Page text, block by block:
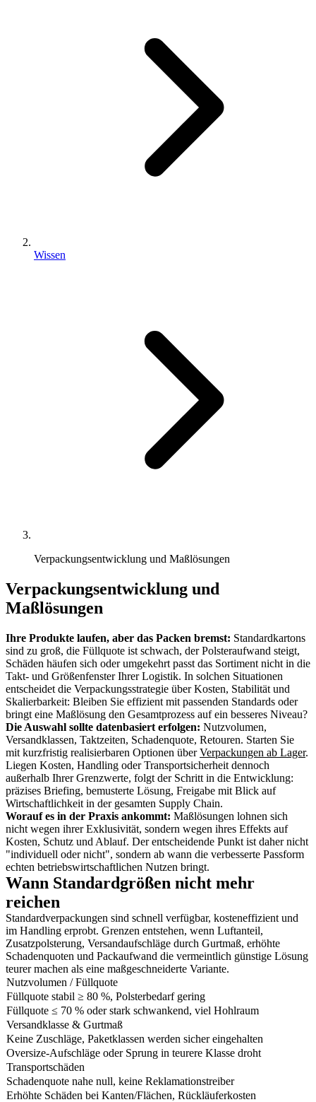
Wissen
Verpackungsentwicklung und Maßlösungen
Verpackungsentwicklung und
Maßlösungen
Ihre Produkte laufen, aber das Packen bremst: Standardkartons
sind zu groß, die Füllquote ist schwach, der Polsteraufwand steigt,
Schäden häufen sich oder umgekehrt passt das Sortiment nicht in die
Takt- und Größenfenster Ihrer Logistik. In solchen Situationen
entscheidet die Verpackungsstrategie über Kosten, Stabilität und
Skalierbarkeit: Bleiben Sie effizient mit passenden Standards oder
bringt eine Maßlösung den Gesamtprozess auf ein besseres Niveau?
Die Auswahl sollte datenbasiert erfolgen: Nutzvolumen,
Versandklassen, Taktzeiten, Schadenquote, Retouren. Starten Sie
mit kurzfristig realisierbaren Optionen überVerpackungen ab Lager.
Liegen Kosten, Handling oder Transportsicherheit dennoch
außerhalb Ihrer Grenzwerte, folgt der Schritt in die Entwicklung:
präzises Briefing, bemusterte Lösung, Freigabe mit Blick auf
Wirtschaftlichkeit in der gesamten Supply Chain.
Worauf es in der Praxis ankommt: Maßlösungen lohnen sich
nicht wegen ihrer Exklusivität, sondern wegen ihres Effekts auf
Kosten, Schutz und Ablauf. Der entscheidende Punkt ist daher nicht
"individuell oder nicht", sondern ab wann die verbesserte Passform
echten betriebswirtschaftlichen Nutzen bringt.
Wann Standardgrößen nicht mehr
reichen
Standardverpackungen sind schnell verfügbar, kosteneffizient und
im Handling erprobt. Grenzen entstehen, wenn Luftanteil,
Zusatzpolsterung, Versandaufschläge durch Gurtmaß, erhöhte
Schadenquoten und Packaufwand die vermeintlich günstige Lösung
teurer machen als eine maßgeschneiderte Variante.
Nutzvolumen / Füllquote
Füllquote stabil ≥ 80 %, Polsterbedarf gering
Füllquote ≤ 70 % oder stark schwankend, viel Hohlraum
Versandklasse & Gurtmaß
Keine Zuschläge, Paketklassen werden sicher eingehalten
Oversize-Aufschläge oder Sprung in teurere Klasse droht
Transportschäden
Schadenquote nahe null, keine Reklamationstreiber
Erhöhte Schäden bei Kanten/Flächen, Rückläuferkosten